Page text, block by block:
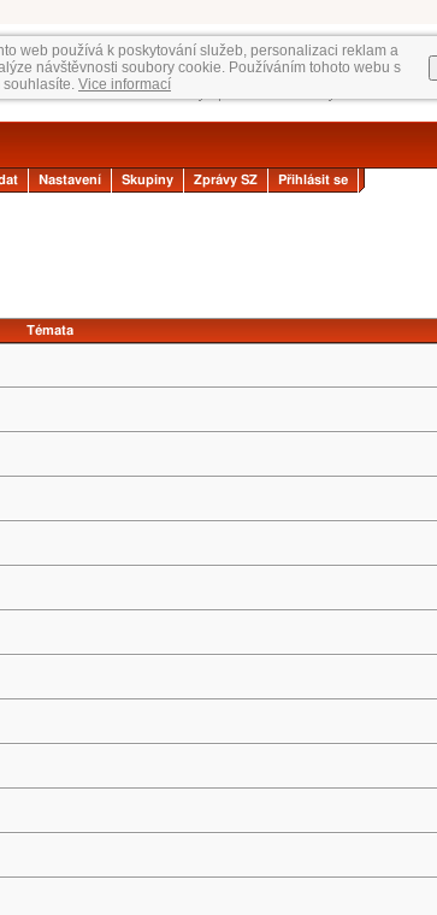
web používá k poskytování služeb, personalizaci reklam a
návštěvnosti soubory cookie. Používáním tohoto webu s
souhlasíte. Vice informací
Nastavení Skupiny Zprávy SZ Přihlásit se
Témata